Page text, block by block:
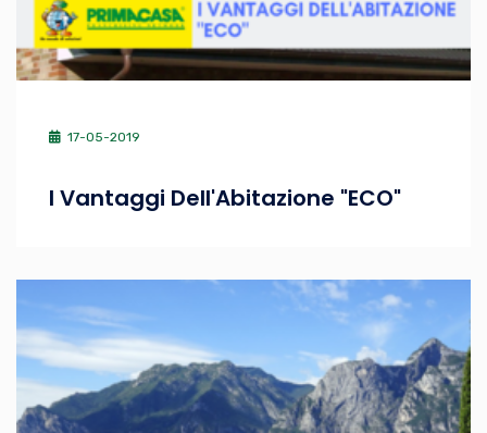
17-05-2019
I Vantaggi Dell'Abitazione "ECO"